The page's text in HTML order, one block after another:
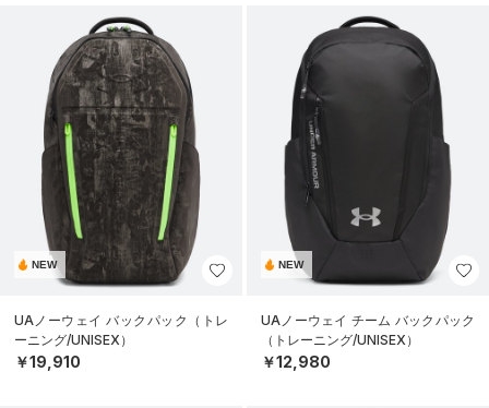
NEW
UAノーウェイ バックパック（トレ
ーニング/UNISEX）
￥19,910
NEW
UAノーウェイ チーム バックパック
（トレーニング/UNISEX）
￥12,980